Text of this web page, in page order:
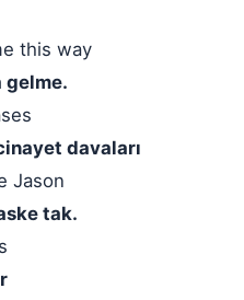
this way
gelme.
davaları
Jason
tak.